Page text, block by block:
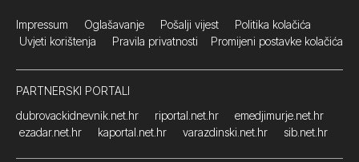
Impressum Oglašavanje Pošalji vijest Politika kolačića
Uvjeti korištenja Pravila privatnosti Promijeni postavke kolačića
PARTNERSKI PORTALI
dubrovackidnevnik.net.hr
riportal.net.hr
emedjimurje.net.hr
ezadar.net.hr
kaportal.net.hr varazdinski.net.hr sib.net.hr